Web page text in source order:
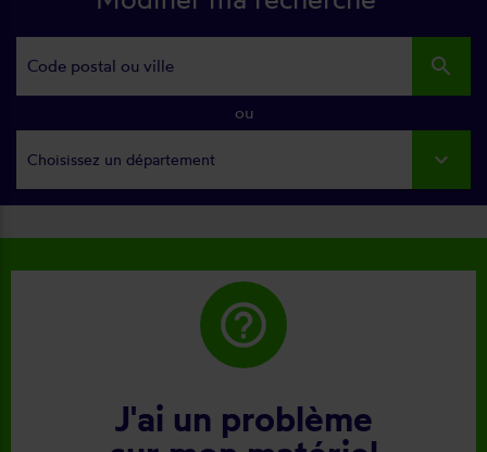
search
ou
Choisissez un département
help_outline
J'ai un problème